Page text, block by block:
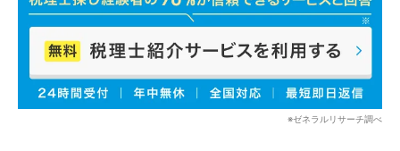
※ゼネラルリサーチ調べ